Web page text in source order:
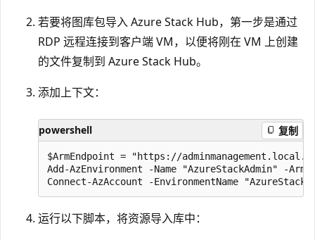
若要将图库包导入 Azure Stack Hub，第一步是通过
RDP 远程连接到客户端 VM，以便将刚在 VM 上创建
的文件复制到 Azure Stack Hub。
添加上下文：
powershell 复制
$ArmEndpoint = "https://
Add-AzEnvironment -Name "AzureStackAdmin" -
运行以下脚本，将资源导入库中：